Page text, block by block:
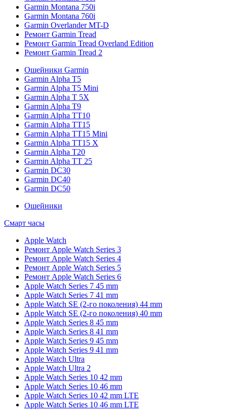
Garmin Montana 750i
Garmin Montana 760i
Garmin Overlander MT-D
Ремонт Garmin Tread
Ремонт Garmin Tread Overland Edition
Ремонт Garmin Tread 2
Ошейники Garmin
Garmin Alpha T5
Garmin Alpha T5 Mini
Garmin Alpha T 5X
Garmin Alpha T9
Garmin Alpha TT10
Garmin Alpha TT15
Garmin Alpha TT15 Mini
Garmin Alpha TT15 X
Garmin Alpha T20
Garmin Alpha TT 25
Garmin DC30
Garmin DC40
Garmin DC50
Ошейники
Смарт часы
Apple Watch
Ремонт Apple Watch Series 3
Ремонт Apple Watch Series 4
Ремонт Apple Watch Series 5
Ремонт Apple Watch Series 6
Apple Watch Series 7 45 mm
Apple Watch Series 7 41 mm
Apple Watch SE (2-го поколения) 44 mm
Apple Watch SE (2-го поколения) 40 mm
Apple Watch Series 8 45 mm
Apple Watch Series 8 41 mm
Apple Watch Series 9 45 mm
Apple Watch Series 9 41 mm
Apple Watch Ultra
Apple Watch Ultra 2
Apple Watch Series 10 42 mm
Apple Watch Series 10 46 mm
Apple Watch Series 10 42 mm LTE
Apple Watch Series 10 46 mm LTE